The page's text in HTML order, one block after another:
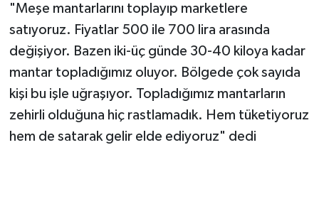
"Meşe mantarlarını toplayıp marketlere
satıyoruz. Fiyatlar 500 ile 700 lira arasında
değişiyor. Bazen iki-üç günde 30-40 kiloya kadar
mantar topladığımız oluyor. Bölgede çok sayıda
kişi bu işle uğraşıyor. Topladığımız mantarların
zehirli olduğuna hiç rastlamadık. Hem tüketiyoruz
hem de satarak gelir elde ediyoruz" dedi